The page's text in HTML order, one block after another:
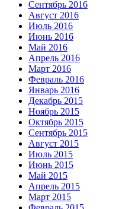
Сентябрь 2016
Август 2016
Июль 2016
Июнь 2016
Май 2016
Апрель 2016
Март 2016
Февраль 2016
Январь 2016
Декабрь 2015
Ноябрь 2015
Октябрь 2015
Сентябрь 2015
Август 2015
Июль 2015
Июнь 2015
Май 2015
Апрель 2015
Март 2015